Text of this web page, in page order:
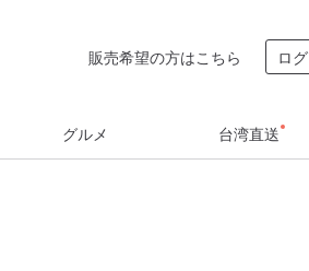
販売希望の方はこちら ロ
グルメ 台湾直送